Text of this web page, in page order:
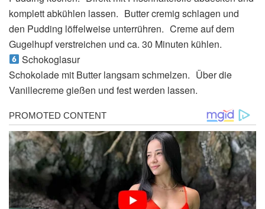
komplett abkühlen lassen. Butter cremig schlagen und
den Pudding löffelweise unterrühren. Creme auf dem
Gugelhupf verstreichen und ca. 30 Minuten kühlen.
Schokoglasur
Schokolade mit Butter langsam schmelzen. Über die
Vanillecreme gießen und fest werden lassen.